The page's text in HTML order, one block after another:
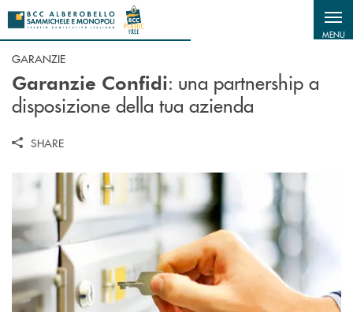
Salta al contenuto principale
MENU
GARANZIE
Garanzie Confidi: una partnership a
disposizione della tua azienda
SHARE